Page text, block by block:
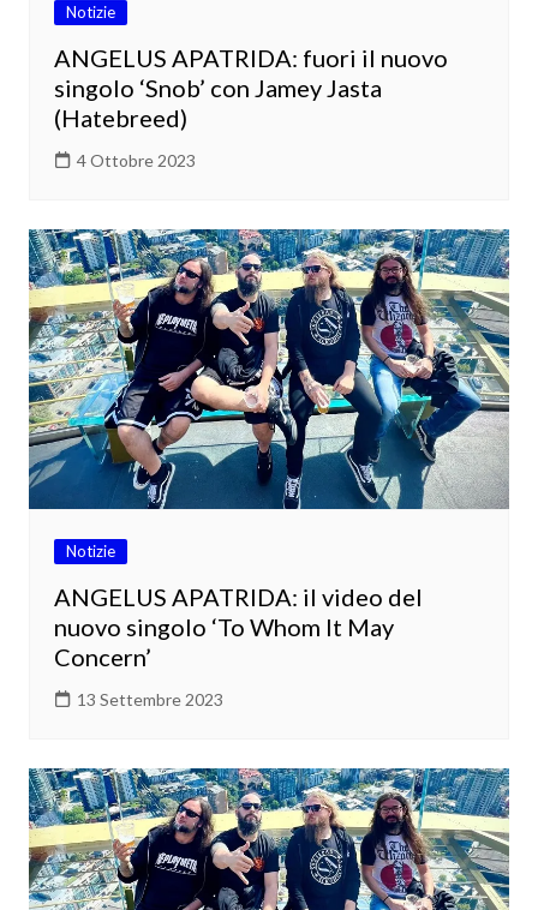
Notizie
ANGELUS APATRIDA: fuori il nuovo
singolo ‘Snob’ con Jamey Jasta
(Hatebreed)
4 Ottobre 2023
Notizie
ANGELUS APATRIDA: il video del
nuovo singolo ‘To Whom It May
Concern’
13 Settembre 2023